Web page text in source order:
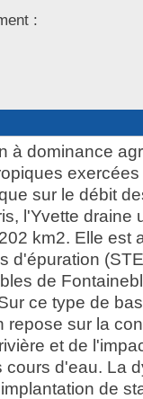
:
à dominance
sur le débit
l'Yvette draine
km2. Elle est
d'épuration
de
ce type de
repose sur la
et de
cours d'eau. La
de